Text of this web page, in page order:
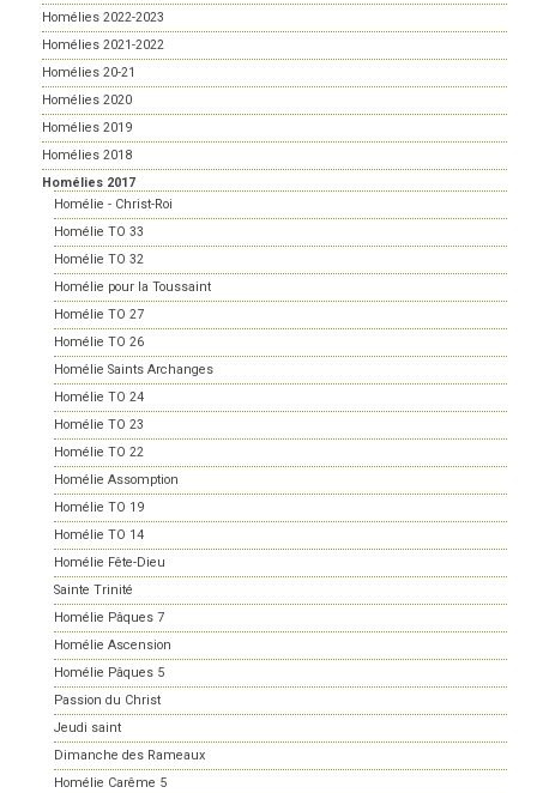
Homélies 2022-2023
Homélies 2021-2022
Homélies 20-21
Homélies 2020
Homélies 2019
Homélies 2018
Homélies 2017
Homélie - Christ-Roi
Homélie TO 33
Homélie TO 32
Homélie pour la Toussaint
Homélie TO 27
Homélie TO 26
Homélie Saints Archanges
Homélie TO 24
Homélie TO 23
Homélie TO 22
Homélie Assomption
Homélie TO 19
Homélie TO 14
Homélie Fête-Dieu
Sainte Trinité
Homélie Pâques 7
Homélie Ascension
Homélie Pâques 5
Passion du Christ
Jeudi saint
Dimanche des Rameaux
Homélie Carême 5